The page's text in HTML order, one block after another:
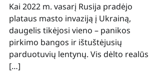
Kai 2022 m. vasarį Rusija pradėjo
plataus masto invaziją į Ukrainą,
daugelis tikėjosi vieno – panikos
pirkimo bangos ir ištuštėjusių
parduotuvių lentynų. Vis dėlto realūs
[…]